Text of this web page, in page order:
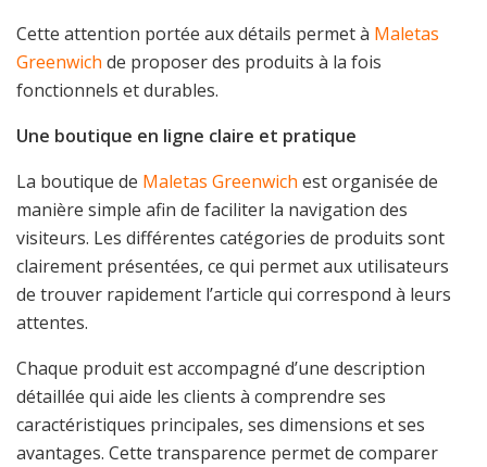
Cette attention portée aux détails permet à Maletas
Greenwich de proposer des produits à la fois
fonctionnels et durables.
Une boutique en ligne claire et pratique
La boutique de Maletas Greenwich est organisée de
manière simple afin de faciliter la navigation des
visiteurs. Les différentes catégories de produits sont
clairement présentées, ce qui permet aux utilisateurs
de trouver rapidement l’article qui correspond à leurs
attentes.
Chaque produit est accompagné d’une description
détaillée qui aide les clients à comprendre ses
caractéristiques principales, ses dimensions et ses
avantages. Cette transparence permet de comparer